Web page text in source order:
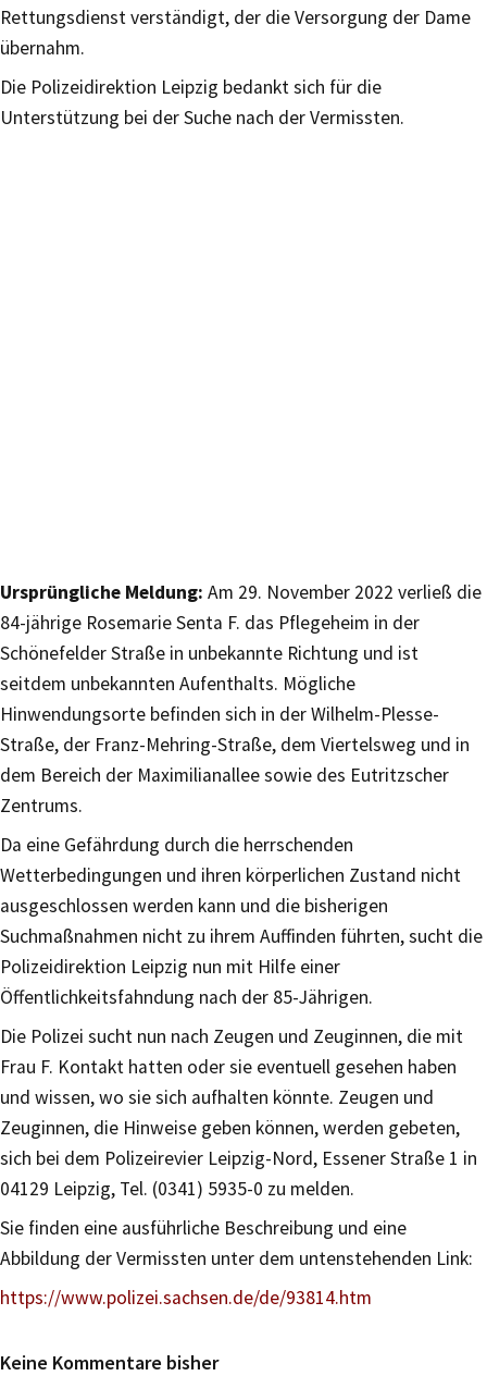
Rettungsdienst verständigt, der die Versorgung der Dame
übernahm.
Die Polizeidirektion Leipzig bedankt sich für die
Unterstützung bei der Suche nach der Vermissten.
Ursprüngliche Meldung: Am 29. November 2022 verließ die
84-jährige Rosemarie Senta F. das Pflegeheim in der
Schönefelder Straße in unbekannte Richtung und ist
seitdem unbekannten Aufenthalts. Mögliche
Hinwendungsorte befinden sich in der Wilhelm-Plesse-
Straße, der Franz-Mehring-Straße, dem Viertelsweg und in
dem Bereich der Maximilianallee sowie des Eutritzscher
Zentrums.
Da eine Gefährdung durch die herrschenden
Wetterbedingungen und ihren körperlichen Zustand nicht
ausgeschlossen werden kann und die bisherigen
Suchmaßnahmen nicht zu ihrem Auffinden führten, sucht die
Polizeidirektion Leipzig nun mit Hilfe einer
Öffentlichkeitsfahndung nach der 85-Jährigen.
Die Polizei sucht nun nach Zeugen und Zeuginnen, die mit
Frau F. Kontakt hatten oder sie eventuell gesehen haben
und wissen, wo sie sich aufhalten könnte. Zeugen und
Zeuginnen, die Hinweise geben können, werden gebeten,
sich bei dem Polizeirevier Leipzig-Nord, Essener Straße 1 in
04129 Leipzig, Tel. (0341) 5935-0 zu melden.
Sie finden eine ausführliche Beschreibung und eine
Abbildung der Vermissten unter dem untenstehenden Link:
https://www.polizei.sachsen.de/de/93814.htm
Keine Kommentare bisher